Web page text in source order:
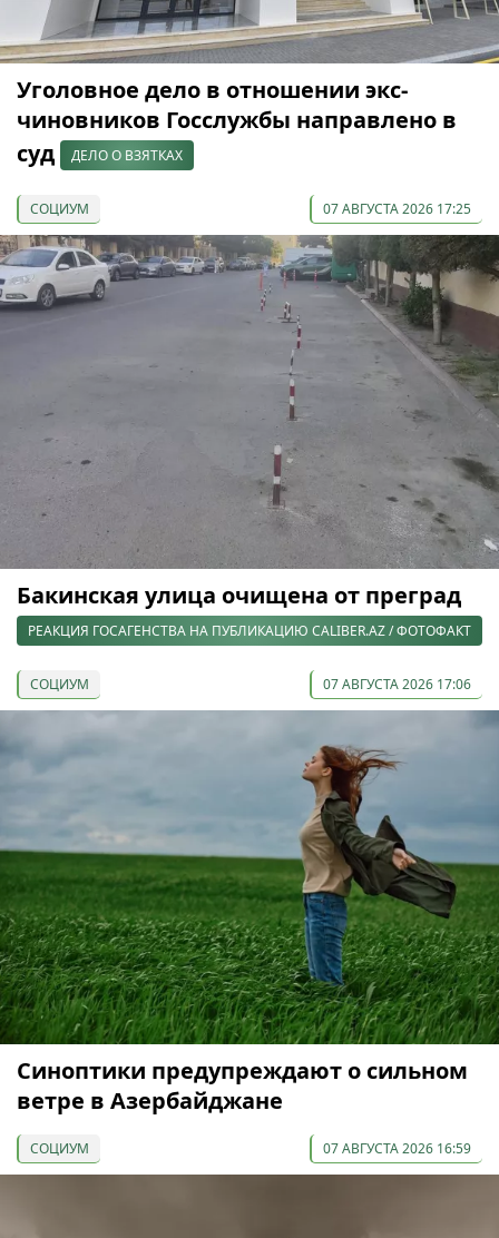
Уголовное дело в отношении экс-
чиновников Госслужбы направлено в
суд
ДЕЛО О ВЗЯТКАХ
СОЦИУМ 07 АВГУСТА 2026 17:25
Бакинская улица очищена от преград
РЕАКЦИЯ ГОСАГЕНСТВА НА ПУБЛИКАЦИЮ CALIBER.AZ / ФОТОФАКТ
СОЦИУМ 07 АВГУСТА 2026 17:06
Синоптики предупреждают о сильном
ветре в Азербайджане
СОЦИУМ 07 АВГУСТА 2026 16:59